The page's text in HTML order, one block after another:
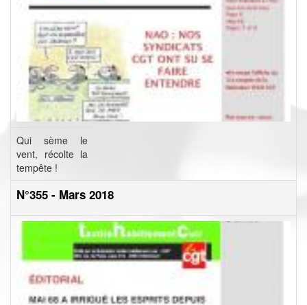
Qui sème le
vent, récolte la
tempête !
N°355 - Mars 2018